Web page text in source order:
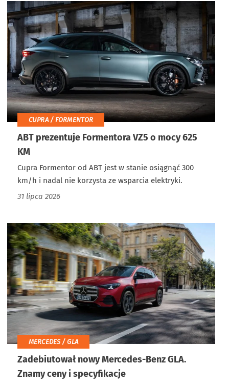
CUPRA / FORMENTOR
ABT prezentuje Formentora VZ5 o mocy 625
KM
Cupra Formentor od ABT jest w stanie osiągnąć 300
km/h i nadal nie korzysta ze wsparcia elektryki.
31 lipca 2026
MERCEDES / GLA
Zadebiutował nowy Mercedes-Benz GLA.
Znamy ceny i specyfikacje